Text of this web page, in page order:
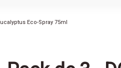
Eco-Spray 75ml